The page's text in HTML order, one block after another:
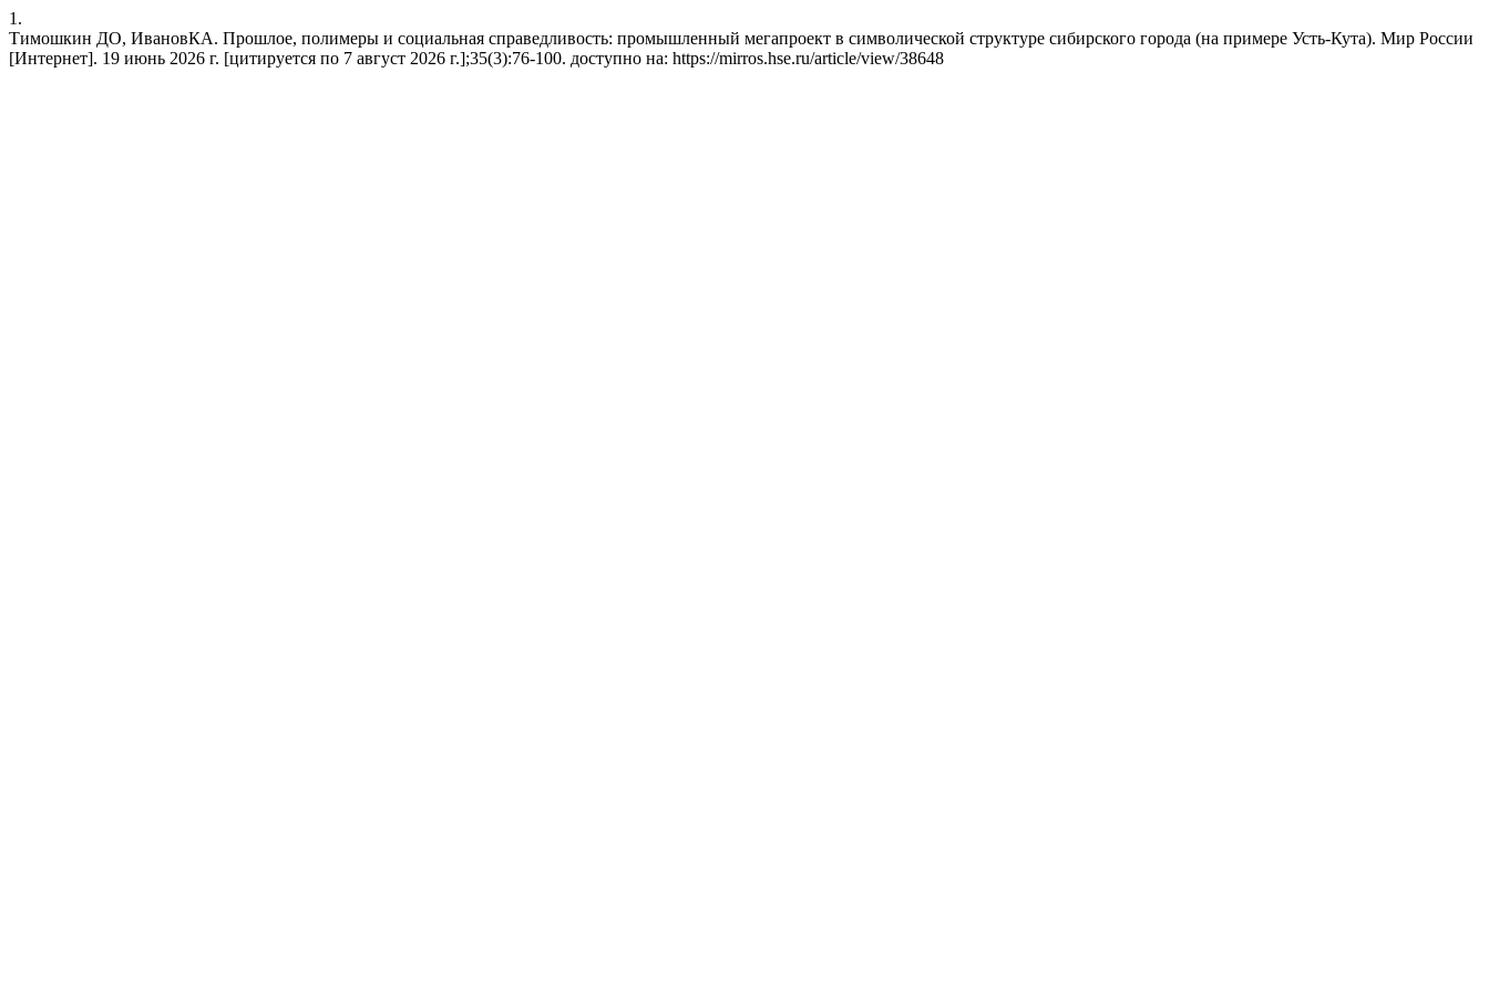
1.
Тимошкин ДО, ИвановКА. Прошлое, полимеры и социальная справедливость: промышленный мегапроект в символической структуре сибирского города (на примере Усть-Кута). Мир России
[Интернет]. 19 июнь 2026 г. [цитируется по 7 август 2026 г.];35(3):76-100. доступно на: https://mirros.hse.ru/article/view/38648